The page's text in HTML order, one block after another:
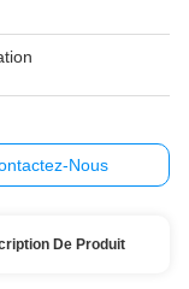
Nous
De Produit